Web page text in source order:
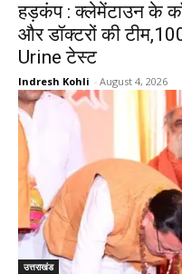
हड़कंप : क्लेमेंटाउन के
और डॉक्टरों की
Urine टेस्ट
Indresh Kohli - August 4, 2026
उत्तराखंड